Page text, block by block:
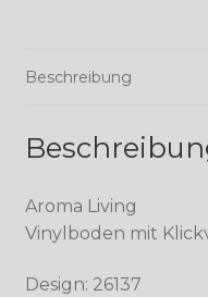
Beschreibung
Aroma Living
Vinylboden mit
Design: 26137